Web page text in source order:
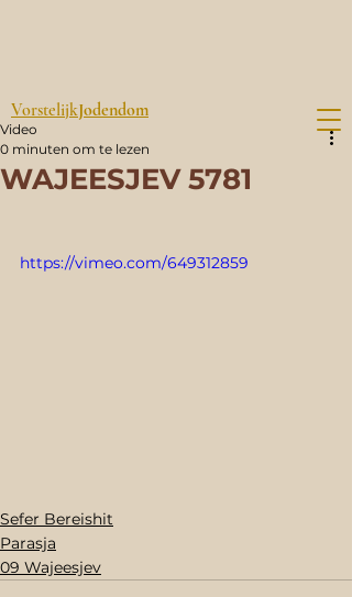
VorstelijkJodendom
WAJEESJEV 5781
Video
0 minuten om te lezen
https://vimeo.com/649312859
Sefer Bereishit
Parasja
09 Wajeesjev